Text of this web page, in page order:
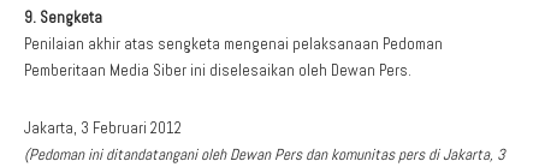
9. Sengketa
Penilaian akhir atas sengketa mengenai pelaksanaan Pedoman
Pemberitaan Media Siber ini diselesaikan oleh Dewan Pers.
Jakarta, 3 Februari 2012
(Pedoman ini ditandatangani oleh Dewan Pers dan komunitas pers di Jakarta, 3